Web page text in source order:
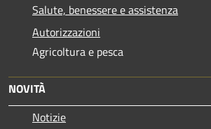
Salute, benessere e assistenza
Autorizzazioni
Agricoltura e pesca
NOVITÀ
Notizie